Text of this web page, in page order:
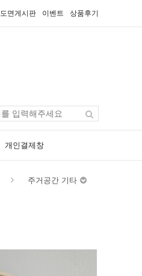
도면게시판 이벤트 상품후기
개인결제창
주거공간 기타